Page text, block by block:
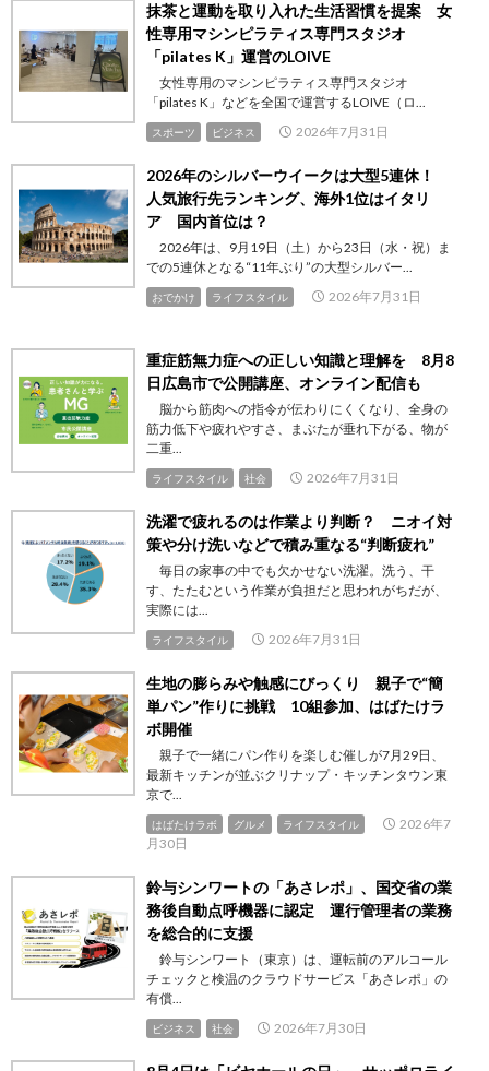
抹茶と運動を取り入れた生活習慣を提案 女
性専用マシンピラティス専門スタジオ
「pilates K」運営のLOIVE
女性専用のマシンピラティス専門スタジオ
「pilates K」などを全国で運営するLOIVE（ロ...
スポーツ ビジネス 2026年7月31日
2026年のシルバーウイークは大型5連休！
人気旅行先ランキング、海外1位はイタリ
ア 国内首位は？
2026年は、9月19日（土）から23日（水・祝）ま
での5連休となる“11年ぶり”の大型シルバー...
おでかけ ライフスタイル 2026年7月31日
重症筋無力症への正しい知識と理解を 8月8
日広島市で公開講座、オンライン配信も
脳から筋肉への指令が伝わりにくくなり、全身の
筋力低下や疲れやすさ、まぶたが垂れ下がる、物が
二重...
ライフスタイル 社会 2026年7月31日
洗濯で疲れるのは作業より判断？ ニオイ対
策や分け洗いなどで積み重なる“判断疲れ”
毎日の家事の中でも欠かせない洗濯。洗う、干
す、たたむという作業が負担だと思われがちだが、
実際には...
ライフスタイル 2026年7月31日
生地の膨らみや触感にびっくり 親子で“簡
単パン”作りに挑戦 10組参加、はばたけラ
ボ開催
親子で一緒にパン作りを楽しむ催しが7月29日、
最新キッチンが並ぶクリナップ・キッチンタウン東
京で...
はばたけラボ グルメ ライフスタイル
2026年7
月30日
鈴与シンワートの「あさレポ」、国交省の業
務後自動点呼機器に認定 運行管理者の業務
を総合的に支援
鈴与シンワート（東京）は、運転前のアルコール
チェックと検温のクラウドサービス「あさレポ」の
有償...
ビジネス 社会 2026年7月30日